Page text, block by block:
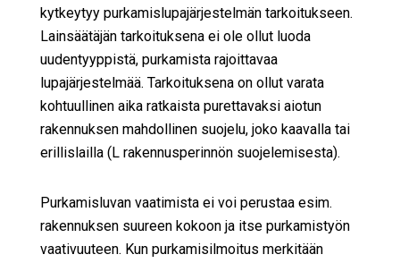
kytkeytyy purkamislupajärjestelmän tarkoitukseen.
Lainsäätäjän tarkoituksena ei ole ollut luoda
uudentyyppistä, purkamista rajoittavaa
lupajärjestelmää. Tarkoituksena on ollut varata
kohtuullinen aika ratkaista purettavaksi aiotun
rakennuksen mahdollinen suojelu, joko kaavalla tai
erillislailla (L rakennusperinnön suojelemisesta).
Purkamisluvan vaatimista ei voi perustaa esim.
rakennuksen suureen kokoon ja itse purkamistyön
vaativuuteen. Kun purkamisilmoitus merkitään